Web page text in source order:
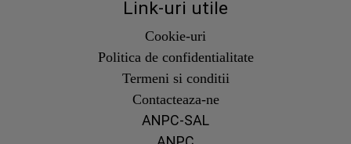
Link-uri utile
Cookie-uri
Politica de confidentialitate
Termeni si conditii
Contacteaza-ne
ANPC-SAL